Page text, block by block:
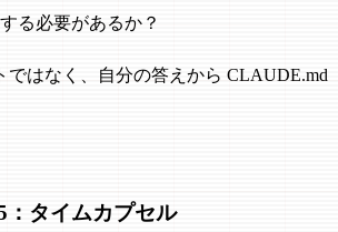
る必要があるか？
ではなく、自分の答えから CLAUDE.md
：タイムカプセル